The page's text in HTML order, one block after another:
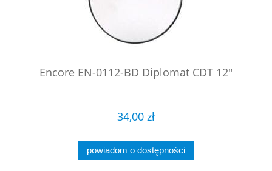
Encore EN-0112-BD Diplomat CDT 12"
34,00 zł
powiadom o dostępności